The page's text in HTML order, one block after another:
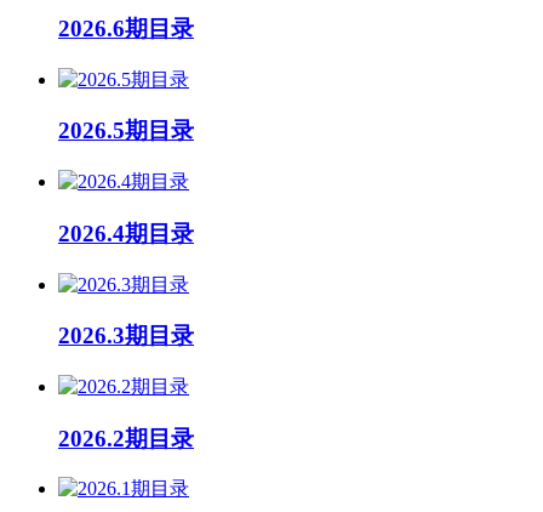
2026.6期目录
2026.5期目录
2026.4期目录
2026.3期目录
2026.2期目录